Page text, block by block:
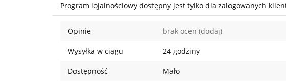
Program lojalnościowy dostępny jest tylko dla zalogowanych
Opinie brak ocen (dodaj)
Wysyłka w ciągu 24 godziny
Dostępność Mało